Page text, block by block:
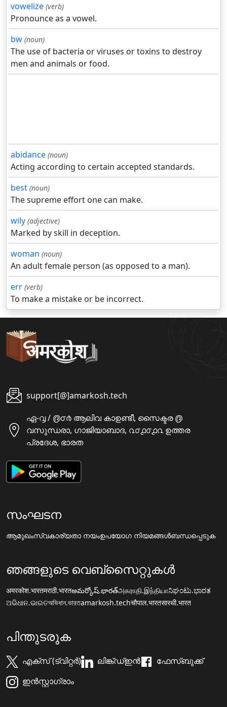
vowelize (verb)
Pronounce as a vowel.
bw (noun)
The use of bacteria or viruses or toxins to destroy
men and animals or food.
abidance (noun)
Acting according to certain accepted standards.
best (noun)
The supreme effort one can make.
wily (adjective)
Marked by skill in deception.
woman (noun)
An adult female person (as opposed to a man).
err (verb)
To make a mistake or be incorrect.
support[@]amarkosh.tech
ഏ-൮ / ൫൦൪ ആലിവ കാഉണ്ടീ, സൈക്ടര ൫
വസുന്ധരാ, ഗാജിയാബാദ, ൨൦൧൦൧൨ ഉത്തര
പ്രദേശ, ഭാരത
സംഘടന
ആമുഖംസ്വകാര്യതാ നയംഉപയോഗ നിയമങ്ങൾബന്ധപ്പെടുക
ഞങ്ങളുടെ വെബ്സൈറ്റുകൾ
अमरकोश.भारतमराठी.भारतఅమర్కోష్.భారత్அகராதி.இந்தியாನಿಘಂಟು.ಭಾರತ
ଅଭିଧାନ.ଭାରତঅভিধান.ভারতamarkosh.techचौपाल.भारतसारथी.भारत
പിന്തുടരുക
എക്സ് (ട്വിറ്റർ) ലിങ്ക്ഡ്ഇൻ
ഫേസ്ബുക്ക്
ഇൻസ്റ്റാഗ്രാം